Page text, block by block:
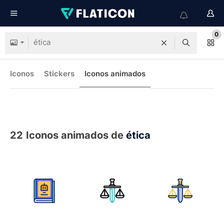
0
Iconos Stickers Iconos animados
22 Iconos animados de ética